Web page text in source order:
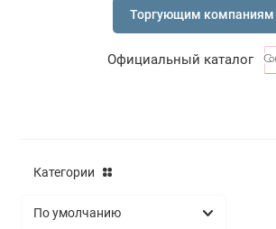
Аноскопы
Торгующим компаниям
Официальный каталог
Категории